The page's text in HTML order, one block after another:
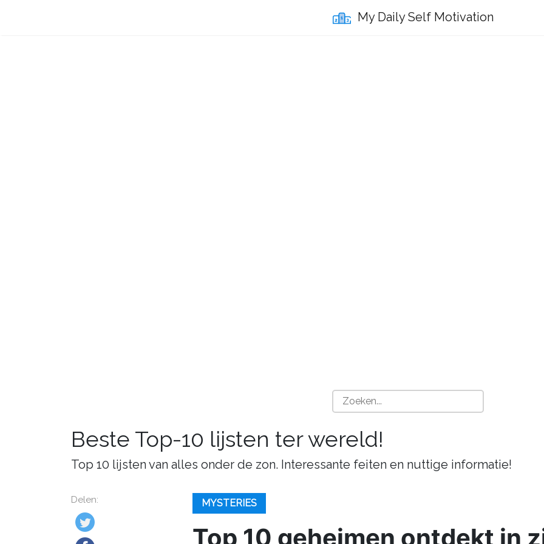
My Daily Self Motivation
Beste Top-10 lijsten ter wereld!
Top 10 lijsten van alles onder de zon. Interessante feiten en nuttige informatie!
Delen: MYSTERIES
Top 10 geheimen ontdekt in